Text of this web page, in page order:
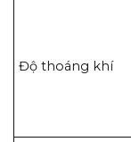
Độ thoáng khí